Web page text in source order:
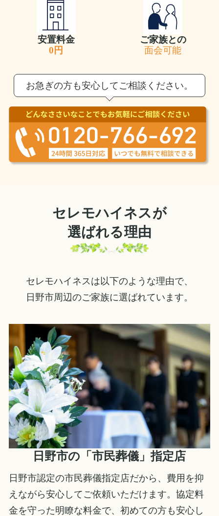
安置料金
0円
ご家族との
面会可能
お急ぎの方も安心してご相談ください。
セレモハイネスが
選ばれる理由
セレモハイネスは以下のような理由で、
日野市周辺のご家族に選ばれています。
日野市の「市民葬儀」指定店
日野市認定の市民葬儀指定店だから、費用を抑
えながら安心してご依頼いただけます。協定料
金を守った明瞭な料金で、初めての方も安心し